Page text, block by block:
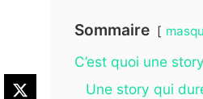
Sommaire
C’est quoi une
Une story qui